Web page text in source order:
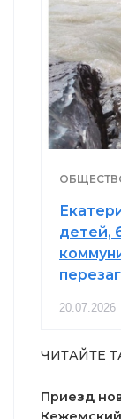
детей,
20.07.2026
ЧИТАЙТЕ
Приезд